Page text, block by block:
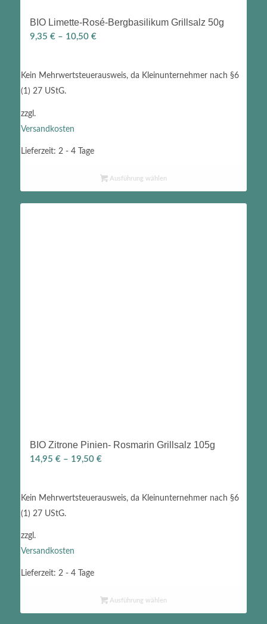
BIO Limette-Rosé-Bergbasilikum Grillsalz 50g
9,35 €– 10,50 €
Kein Mehrwertsteuerausweis, da Kleinunternehmer nach §6
(1) 27 UStG.
zzgl.
Versandkosten
Lieferzeit: 2 - 4 Tage
Ausführung wählen
BIO Zitrone Pinien- Rosmarin Grillsalz 105g
14,95 €– 19,50 €
Kein Mehrwertsteuerausweis, da Kleinunternehmer nach §6
(1) 27 UStG.
zzgl.
Versandkosten
Lieferzeit: 2 - 4 Tage
Ausführung wählen